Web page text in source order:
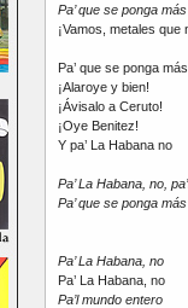
Pa’ que se ponga
¡Vamos, metales que
Pa’ que se ponga
¡Alaroye y bien!
¡Ávisalo a Ceruto!
¡Oye Benitez!
Y pa’ La Habana no
Pa’ La Habana, no,
Pa’ que se ponga
Pa’ La Habana, no
Pa’ La Habana, no
Pa’l mundo entero